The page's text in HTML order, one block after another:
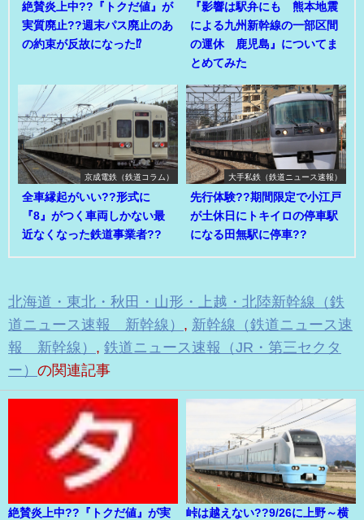
絶賛炎上中??『トクだ値』が
実質廃止??週末パス廃止のあ
の約束が反故になった⁉
『影響は駅弁にも 熊本地震
による九州新幹線の一部区間
の運休 鹿児島』についてま
とめてみた
京成電鉄（鉄道コラム）
全車縁起がいい??形式に
『8』がつく車両しかない最
近なくなった鉄道事業者??
大手私鉄（鉄道ニュース速報）
先行体験??期間限定で小江戸
が土休日にトキイロの停車駅
になる田無駅に停車??
北海道・東北・秋田・山形・上越・北陸新幹線（鉄
道ニュース速報 新幹線） , 新幹線（鉄道ニュース速
報 新幹線） , 鉄道ニュース速報（JR・第三セクタ
ー） の関連記事
絶賛炎上中??『トクだ値』が実
峠は越えない??9/26に上野～横